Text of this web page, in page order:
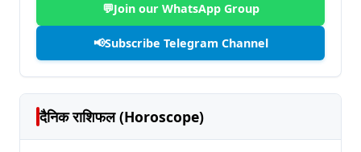
💬Join our WhatsApp Group
📢Subscribe Telegram Channel
दैनिक राशिफल (Horoscope)